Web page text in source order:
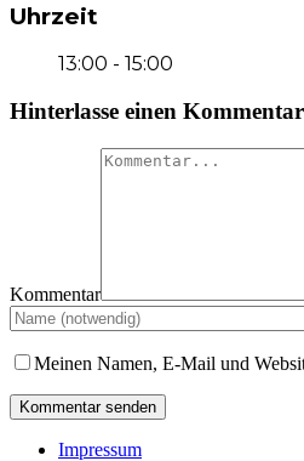
Uhrzeit
13:00 - 15:00
Hinterlasse einen Kommentar
Kommentar
Meinen Namen, E-Mail und
Impressum